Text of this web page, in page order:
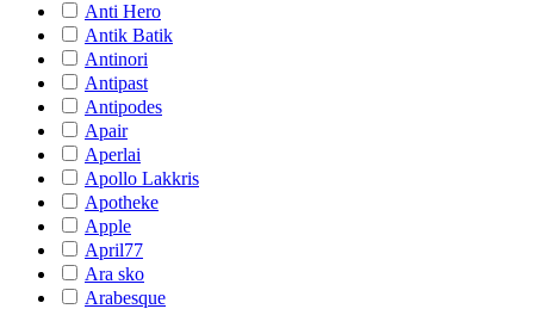
Anti Hero
Antik Batik
Antinori
Antipast
Antipodes
Apair
Aperlai
Apollo Lakkris
Apotheke
Apple
April77
Ara sko
Arabesque